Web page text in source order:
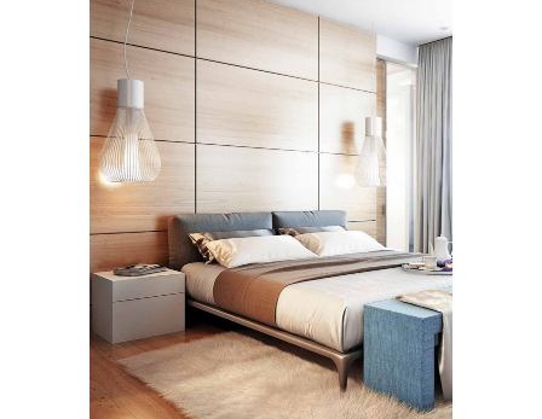
FURNITURE
House by the Sea